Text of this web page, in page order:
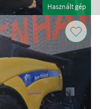
Használt gép